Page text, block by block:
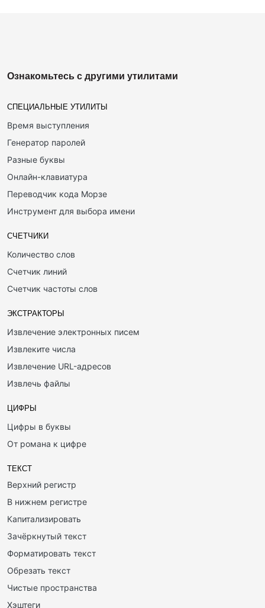
Ознакомьтесь с другими утилитами
СПЕЦИАЛЬНЫЕ УТИЛИТЫ
Время выступления
Генератор паролей
Разные буквы
Онлайн-клавиатура
Переводчик кода Морзе
Инструмент для выбора имени
СЧЕТЧИКИ
Количество слов
Счетчик линий
Счетчик частоты слов
ЭКСТРАКТОРЫ
Извлечение электронных писем
Извлеките числа
Извлечение URL-адресов
Извлечь файлы
ЦИФРЫ
Цифры в буквы
От романа к цифре
ТЕКСТ
Верхний регистр
В нижнем регистре
Капитализировать
Зачёркнутый текст
Форматировать текст
Обрезать текст
Чистые пространства
Хэштеги